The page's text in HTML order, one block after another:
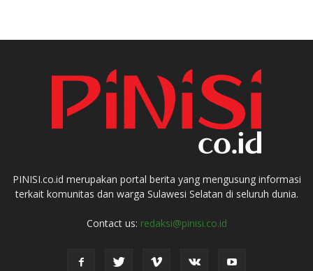
PINISI.co.id merupakan portal berita yang mengusung informasi
terkait komunitas dan warga Sulawesi Selatan di seluruh dunia.
Contact us: redaksi@pinisi.co.id